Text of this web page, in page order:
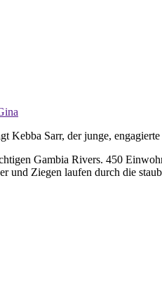
Kebba Sarr, der junge,
Gambia Rivers. 450
und Ziegen laufen durch die